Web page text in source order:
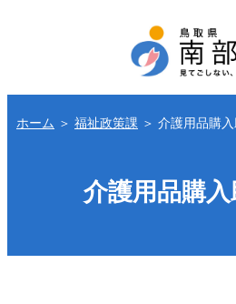
ホーム ＞ 福祉政策課 ＞ 介護用品購
介護用品購